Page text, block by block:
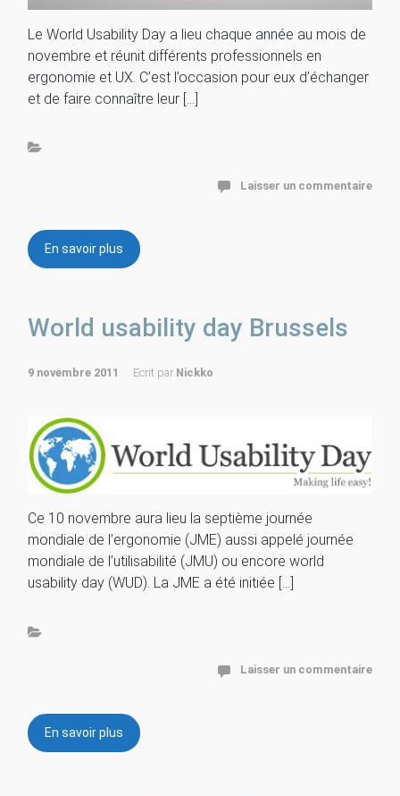
Le World Usability Day a lieu chaque année au mois de
novembre et réunit différents professionnels en
ergonomie et UX. C’est l’occasion pour eux d’échanger
et de faire connaître leur […]
Laisser un commentaire
En savoir plus
World usability day Brussels
9 novembre 2011 Ecrit par Nickko
Ce 10 novembre aura lieu la septième journée
mondiale de l’ergonomie (JME) aussi appelé journée
mondiale de l’utilisabilité (JMU) ou encore world
usability day (WUD). La JME a été initiée […]
Laisser un commentaire
En savoir plus